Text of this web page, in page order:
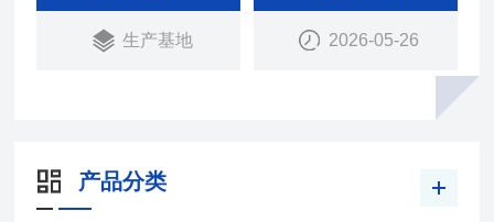
有好的电气绝缘性能。防水橡套电缆弯曲性能好，能
承受经常的移动.
生产基地 2026-05-26
产品分类